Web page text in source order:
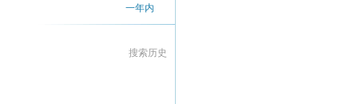
一年内
搜索历史